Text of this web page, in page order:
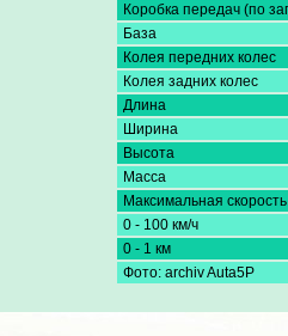
Коробка передач (по
База
Колея передних колес
Колея задних колес
Длина
Ширина
Высота
Масса
Максимальная скорость
0 - 100 км/ч
0 - 1 км
Фото: archiv Auta5P